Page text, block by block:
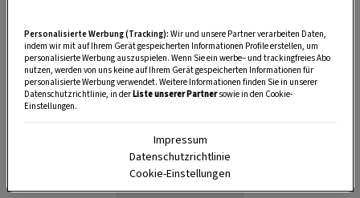
Personalisierte Werbung (Tracking): Wir und unsere Partner verarbeiten Daten,
indem wir mit auf Ihrem Gerät gespeicherten Informationen Profile erstellen, um
personalisierte Werbung auszuspielen. Wenn Sie ein werbe– und trackingfreies Abo
nutzen, werden von uns keine auf Ihrem Gerät gespeicherten Informationen für
personalisierte Werbung verwendet. Weitere Informationen finden Sie in unserer
Datenschutzrichtlinie, in derListe unserer Partnersowie in den Cookie-
Einstellungen.
Impressum
Datenschutzrichtlinie
Cookie-Einstellungen